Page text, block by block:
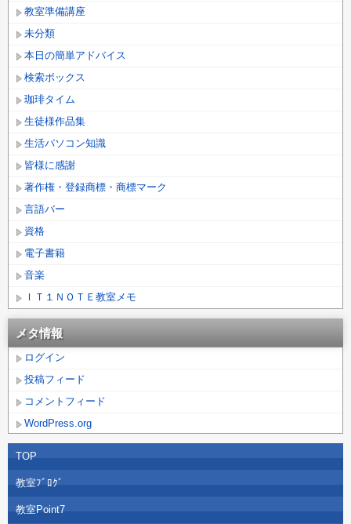
教室準備講座
未分類
本日の簡単アドバイス
検索ボックス
珈琲タイム
生徒様作品集
生活パソコン知識
皆様に感謝
著作権・登録商標・商標マーク
言語バー
資格
電子書籍
音楽
ＩＴ１ＮＯＴＥ教室メモ
メタ情報
ログイン
投稿フィード
コメントフィード
WordPress.org
TOP
教室ﾌﾞﾛｸﾞ
教室Point7